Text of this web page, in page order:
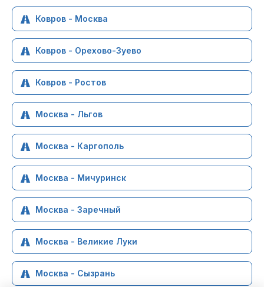
Ковров - Москва
Ковров - Орехово-Зуево
Ковров - Ростов
Москва - Льгов
Москва - Каргополь
Москва - Мичуринск
Москва - Заречный
Москва - Великие Луки
Москва - Сызрань